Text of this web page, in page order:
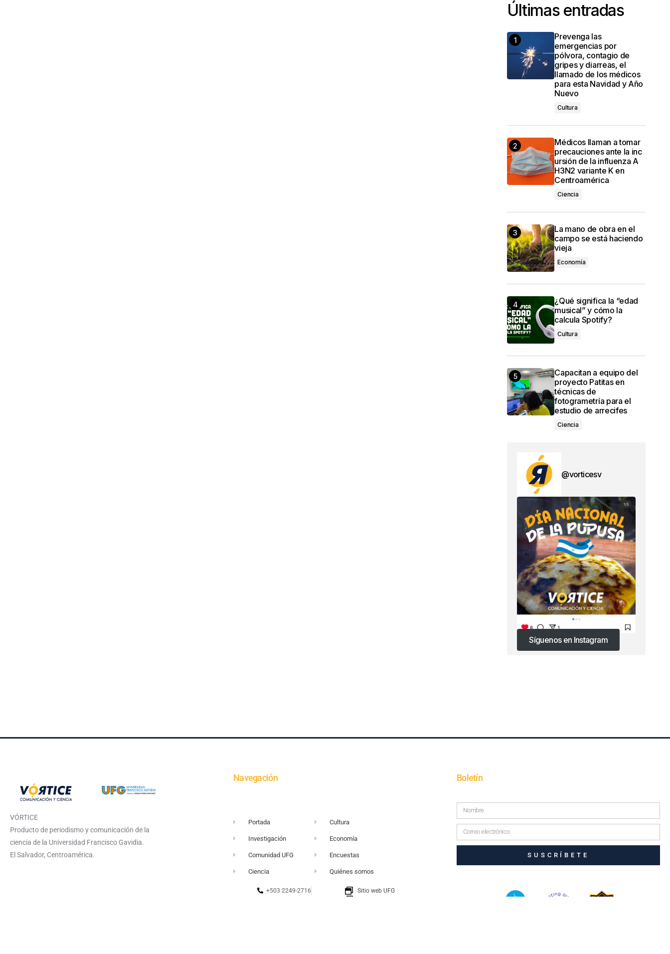
Últimas entradas
Prevenga las
emergencias por
pólvora, contagio de
gripes y diarreas, el
llamado de los médicos
para esta Navidad y Año
Nuevo
Cultura
Médicos llaman a tomar
precauciones ante la inc
ursión de la influenza A
H3N2 variante K en
Centroamérica
Ciencia
La mano de obra en el
campo se está haciendo
vieja
Economía
¿Qué significa la “edad
musical” y cómo la
calcula Spotify?
Cultura
Capacitan a equipo del
proyecto Patitas en
técnicas de
fotogrametría para el
estudio de arrecifes
Ciencia
@vorticesv
Síguenos en Instagram
VÓRTICE
Producto de periodismo y comunicación de la
ciencia de la Universidad Francisco Gavidia.
El Salvador, Centroamérica.
Navegación
Portada
Investigación
Comunidad UFG
Ciencia
Cultura
Economía
Encuestas
Quiénes somos
+503 2249-2716
Sitio web UFG
Boletín
SUSCRÍBETE